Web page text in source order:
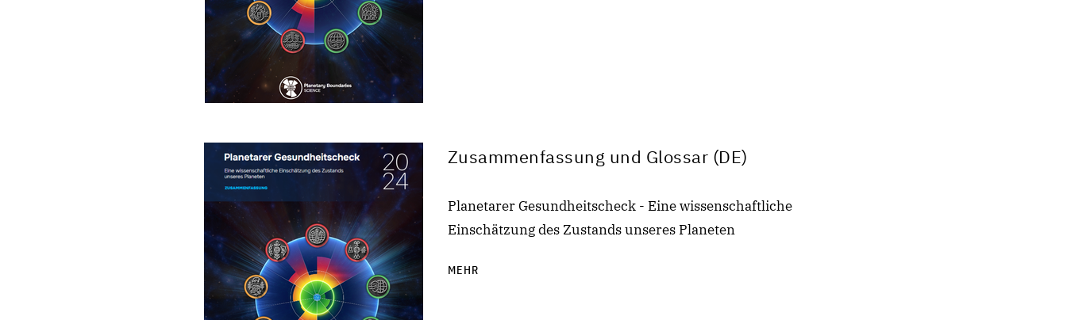
Zusammenfassung und Glossar (DE)
Planetarer Gesundheitscheck - Eine wissenschaftliche
Einschätzung des Zustands unseres Planeten
MEHR